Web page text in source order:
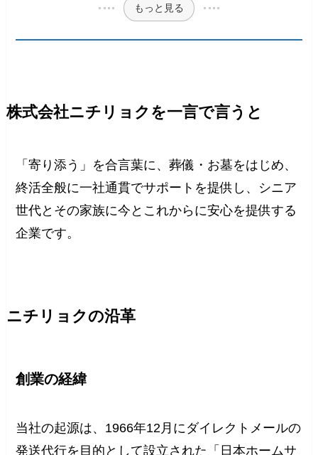
もっと見る
株式会社ニチリョクを一言で言うと
「寄り添う」を合言葉に、葬儀・お墓をはじめ、
終活全般に一社通貫でサポートを提供し、シニア
世代とその家族に今とこれからに安心を提供する
企業です。
ニチリョクの沿革
創業の経緯
当社の起源は、1966年12月にダイレクトメールの
発送代行を目的として設立された「日本ホームサ